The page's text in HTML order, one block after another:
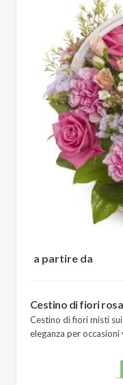
a partire da
Cestino di fiori rosa
Cestino di fiori misti
eleganza per